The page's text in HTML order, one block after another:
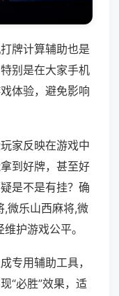
牌计算辅助也是
别是在大家手机
体验，避免影响
家反映在游戏中
到好牌，甚至好
是不是有挂？确
,微乐山西麻将,微
护游戏公平。
专用辅助工具，
“必胜”效果，适